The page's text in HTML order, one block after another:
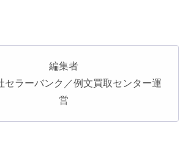
編集者
セラーバンク／例文買取センター運
営